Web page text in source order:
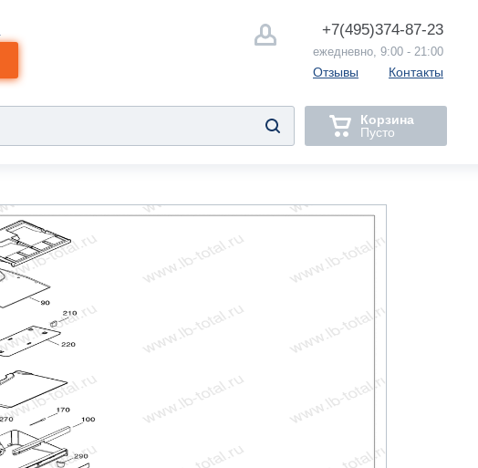
+7(495)374-87-23
ежедневно, 9:00 - 21:00
Отзывы Контакты
Корзина
Пусто